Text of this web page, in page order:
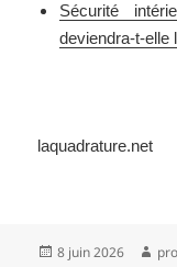
Sécurité
deviendra-t-elle
laquadrature.net
Publié
8 juin 2026